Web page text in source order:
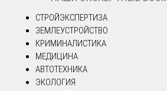
СТРОЙЭКСПЕРТИЗА
ЗЕМЛЕУСТРОЙСТВО
КРИМИНАЛИСТИКА
МЕДИЦИНА
АВТОТЕХНИКА
ЭКОЛОГИЯ